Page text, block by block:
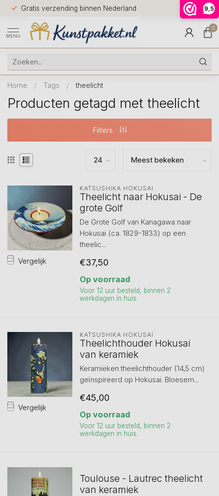
9,5
Gratis verzending binnen Nederland
Voor
huis
9.5
MENU
0
Home / Tags / theelicht
Producten getagd met theelicht
Filters
Vergelijk
KATSUSHIKA HOKUSAI
Theelicht naar Hokusai - De
grote Golf
De Grote Golf van Kanagawa naar
Hokusai (ca. 1829-1833) op een
theelic...
€37,50
Op voorraad
Voor 12 uur besteld, binnen 2
werkdagen in huis.
Vergelijk
KATSUSHIKA HOKUSAI
Theelichthouder Hokusai
van keramiek
Keramieken theelichthouder (14,5 cm)
geïnspireerd op Hokusai. Bloesem...
€45,00
Op voorraad
Voor 12 uur besteld, binnen 2
werkdagen in huis.
Toulouse - Lautrec theelicht
van keramiek